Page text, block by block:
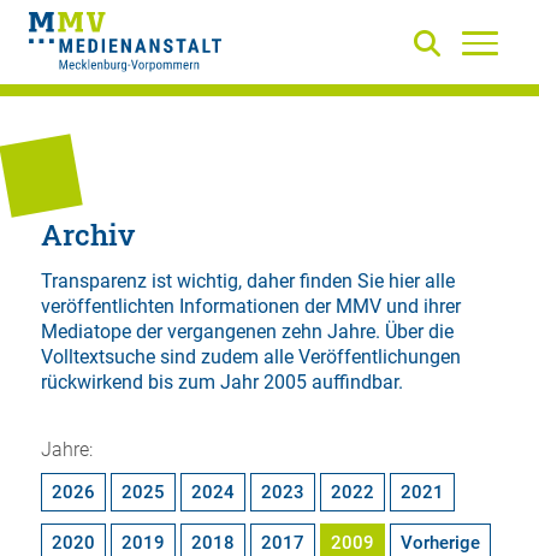
Archiv
Transparenz ist wichtig, daher finden Sie hier alle
veröffentlichten Informationen der MMV und ihrer
Mediatope der vergangenen zehn Jahre. Über die
Volltextsuchesind zudem alle Veröffentlichungen
rückwirkend bis zum Jahr 2005 auffindbar.
Jahre:
2026 2025 2024 2023 2022 2021
2020 2019 2018 2017 2009 Vorherige